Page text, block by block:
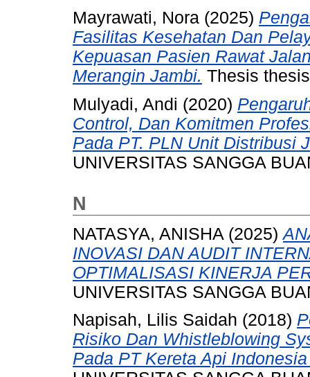
Mayrawati, Nora (2025)
Fasilitas Kesehatan Dan
Kepuasan Pasien Rawat
Merangin Jambi. Thesis
Mulyadi, Andi (2020)
Control, Dan Komitmen
Pada PT. PLN Unit Distribusi
UNIVERSITAS SANGGA
N
NATASYA, ANISHA (2025)
INOVASI DAN AUDIT
OPTIMALISASI KINERJA
UNIVERSITAS SANGGA
Napisah, Lilis Saidah (2018)
Risiko Dan Whistleblowing
Pada PT Kereta Api